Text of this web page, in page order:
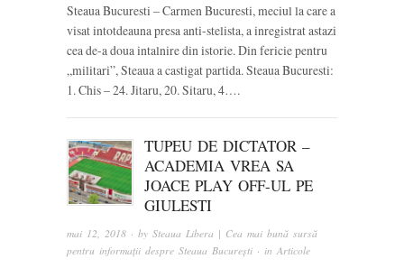
Steaua Bucuresti – Carmen Bucuresti, meciul la care a
visat intotdeauna presa anti-stelista, a inregistrat astazi
cea de-a doua intalnire din istorie. Din fericie pentru
„militari”, Steaua a castigat partida. Steaua Bucuresti:
1. Chis – 24. Jitaru, 20. Sitaru, 4….
TUPEU DE DICTATOR –
ACADEMIA VREA SA
JOACE PLAY OFF-UL PE
GIULESTI
mai 12, 2018 · by Steaua Libera | Cea mai bună sursă
pentru informații despre Steaua București · in Articole